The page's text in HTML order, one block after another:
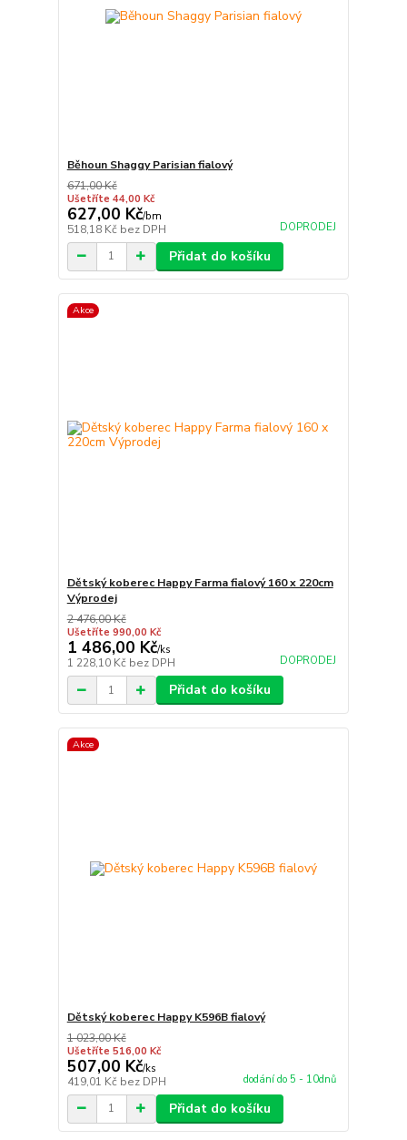
Běhoun Shaggy Parisian fialový
671,00 Kč
Ušetříte 44,00 Kč
627,00 Kč/bm
518,18 Kč bez DPH DOPRODEJ
Přidat do košíku
Akce
Dětský koberec Happy Farma fialový 160 x 220cm
Výprodej
2 476,00 Kč
Ušetříte 990,00 Kč
1 486,00 Kč/ks
1 228,10 Kč bez DPH DOPRODEJ
Přidat do košíku
Akce
Dětský koberec Happy K596B fialový
1 023,00 Kč
Ušetříte 516,00 Kč
507,00 Kč/ks
419,01 Kč bez DPH dodání do 5 - 10dnů
Přidat do košíku